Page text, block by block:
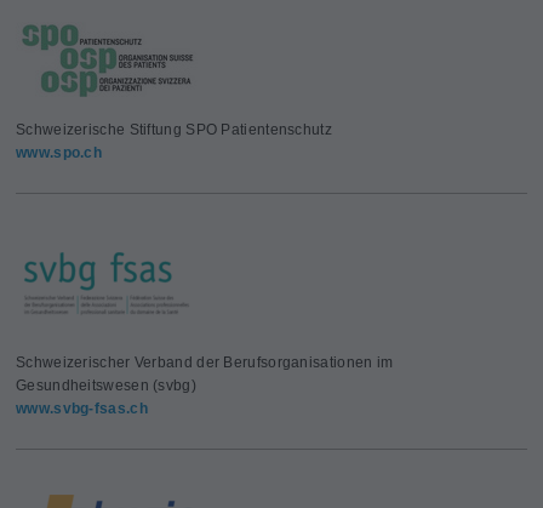
Schweizerische Stiftung SPO Patientenschutz
www.spo.ch
Schweizerischer Verband der Berufsorganisationen im
Gesundheitswesen (svbg)
www.svbg-fsas.ch